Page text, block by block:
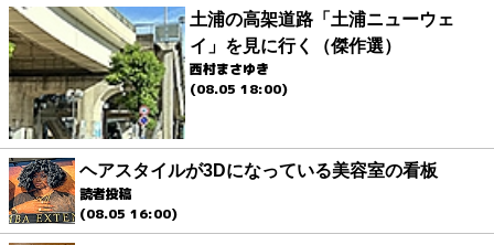
土浦の高架道路「土浦ニューウェ
イ」を見に行く（傑作選）
西村まさゆき
(08.05 18:00)
ヘアスタイルが3Dになっている美容室の看板
読者投稿
(08.05 16:00)